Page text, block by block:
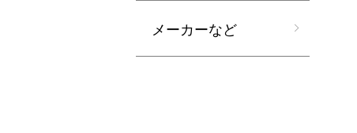
メーカーなど